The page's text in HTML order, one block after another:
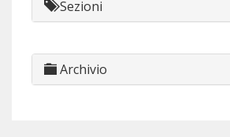
Sezioni
Archivio